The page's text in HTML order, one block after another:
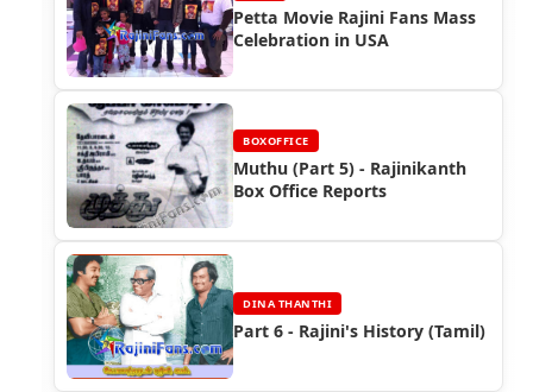
Petta Movie Rajini Fans Mass
Celebration in USA
BOXOFFICE
Muthu (Part 5) - Rajinikanth
Box Office Reports
DINA THANTHI
Part 6 - Rajini's History (Tamil)